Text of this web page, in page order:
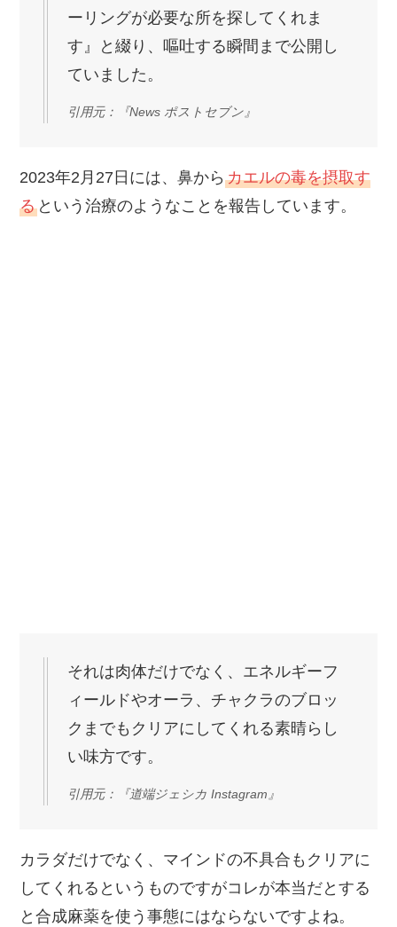
ーリングが必要な所を探してくれま
す』と綴り、嘔吐する瞬間まで公開し
ていました。
引用元：『News ポストセブン』
2023年2月27日には、鼻からカエルの毒を摂取す
る という治療のようなことを報告しています。
それは肉体だけでなく、エネルギーフ
ィールドやオーラ、チャクラのブロッ
クまでもクリアにしてくれる素晴らし
い味方です。
引用元：『道端ジェシカ Instagram』
カラダだけでなく、マインドの不具合もクリアに
してくれるというものですがコレが本当だとする
と合成麻薬を使う事態にはならないですよね。